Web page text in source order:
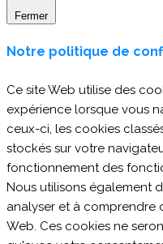
Fermer
Notre politique de
Ce site Web utilise des
expérience lorsque vous
ceux-ci, les cookies
stockés sur votre
fonctionnement des
Nous utilisons également
analyser et à comprendre
Web. Ces cookies ne